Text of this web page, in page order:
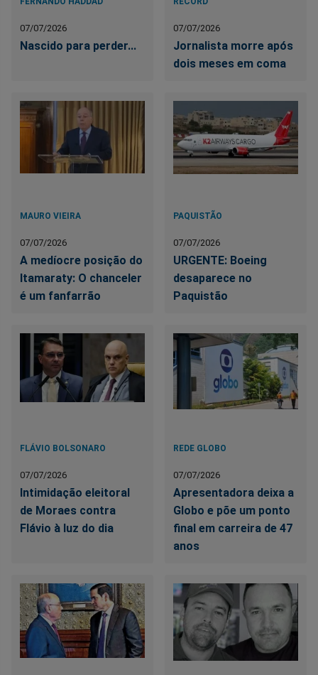
07/07/2026
Nascido para perder...
07/07/2026
Jornalista morre após
dois meses em coma
MAURO VIEIRA
07/07/2026
A medíocre posição do
Itamaraty: O chanceler
é um fanfarrão
PAQUISTÃO
07/07/2026
URGENTE: Boeing
desaparece no
Paquistão
FLÁVIO BOLSONARO
07/07/2026
Intimidação eleitoral
de Moraes contra
Flávio à luz do dia
REDE GLOBO
07/07/2026
Apresentadora deixa a
Globo e põe um ponto
final em carreira de 47
anos